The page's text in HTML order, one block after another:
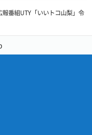
報番組UTY「いいトコ山梨」令